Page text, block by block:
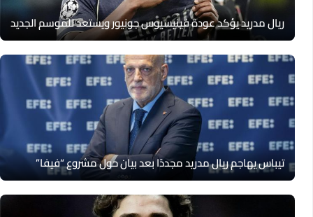
ريال مدريد يؤكد عودة فينيسيوس جونيور ويستعد للموسم الجديد
تيباس يهاجم ريال مدريد مجددًا بعد بيان حول مشروع “فيفا”